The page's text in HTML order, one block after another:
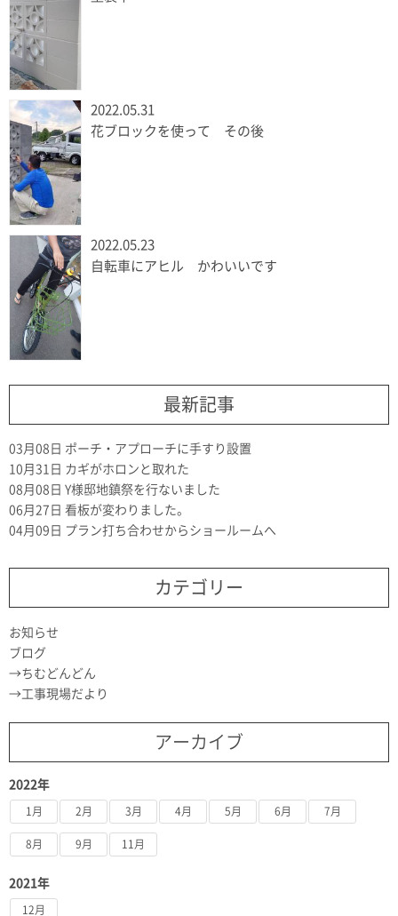
2022.05.31
花ブロックを使って その後
2022.05.23
自転車にアヒル かわいいです
最新記事
03月08日 ポーチ・アプローチに手すり設置
10月31日 カギがホロンと取れた
08月08日 Y様邸地鎮祭を行ないました
06月27日 看板が変わりました。
04月09日 プラン打ち合わせからショールームへ
カテゴリー
お知らせ
ブログ
ちむどんどん
工事現場だより
アーカイブ
2022年
1月 2月 3月 4月 5月 6月 7月
8月 9月 11月
2021年
12月